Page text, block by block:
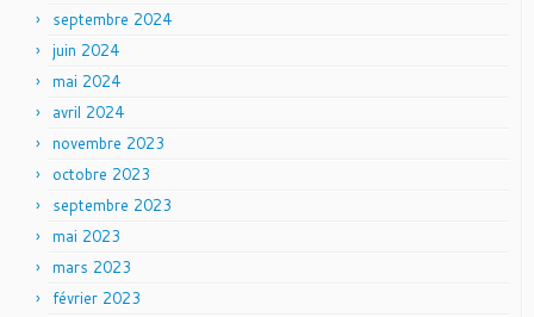
septembre 2024
juin 2024
mai 2024
avril 2024
novembre 2023
octobre 2023
septembre 2023
mai 2023
mars 2023
février 2023